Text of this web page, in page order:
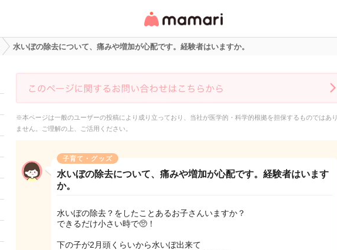
リ・情報サイト
水いぼの除去について、痛みや増加が心配です。経験者はいますか。
※本ページは一般のユーザーの投稿により成り立っており、当社が医学的・科学的根拠を担保するものではあり
ません。ご理解の上、ご活用ください。
子育て・グッズ
水いぼの除去について、痛みや増加が心配です。経験者はいます
か。
水いぼの除去？をしたことあるお子さんいますか？
できるだけ小さい時で🥺！
下の子が2月頭くらいから水いぼ出来て